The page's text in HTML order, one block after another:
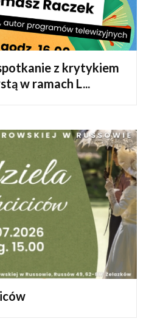
z krytykiem
w ramach L...